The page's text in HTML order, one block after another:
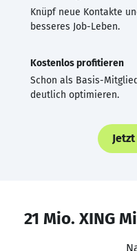
Knüpf neue Kontakte
besseres Job-Leben.
Kostenlos profitieren
Schon als Basis-
deutlich optimieren.
21 Mio. XING